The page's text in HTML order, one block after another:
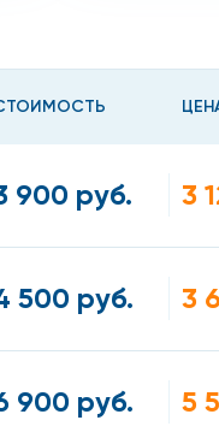
быстр
на
давления;
900 руб. 3
500 руб. 3
900 руб. 5